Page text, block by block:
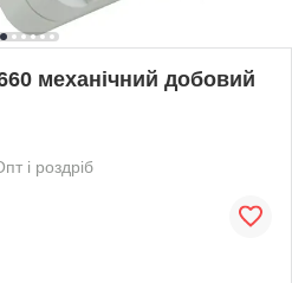
механічний добовий
і роздріб